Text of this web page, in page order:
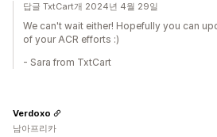
답글 TxtCart개 2024년 4월 29일
We can't wait either! Hopefully you can
of your ACR efforts :)
- Sara from TxtCart
Verdoxo
남아프리카